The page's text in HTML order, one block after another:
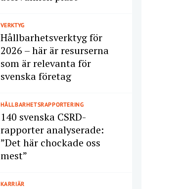
VERKTYG
Hållbarhetsverktyg för
2026 – här är resurserna
som är relevanta för
svenska företag
HÅLLBARHETSRAPPORTERING
140 svenska CSRD-
rapporter analyserade:
”Det här chockade oss
mest”
KARRIÄR